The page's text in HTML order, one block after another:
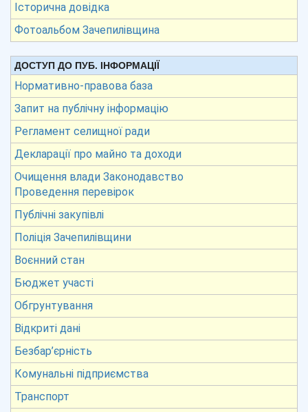
Історична довідка
Фотоальбом Зачепилівщина
ДОСТУП ДО ПУБ. ІНФОРМАЦІЇ
Нормативно-правова база
Запит на публічну інформацію
Регламент селищної ради
Декларації про майно та доходи
Очищення влади Законодавство
Проведення перевірок
Публічні закупівлі
Поліція Зачепилівщини
Воєнний стан
Бюджет участі
Обгрунтування
Відкриті дані
Безбар’єрність
Комунальні підприємства
Транспорт